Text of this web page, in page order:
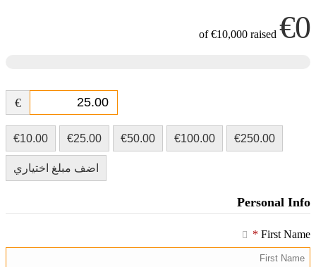
€0
€10,000 raised
€
€10.00 €25.00 €50.00 €100.00 €250.00
اضف مبلغ اختياري
Personal Info
First Name
*